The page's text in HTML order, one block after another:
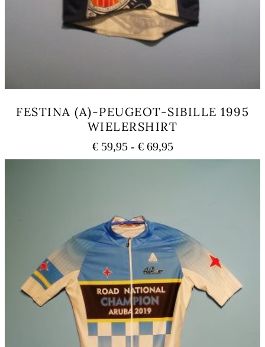
FESTINA (A)-PEUGEOT-SIBILLE 1995
WIELERSHIRT
€59,95 - €69,95Prijsklasse:
€ 59,95
Deze
optie
kan
gekozen
worden
op
de
productpagina